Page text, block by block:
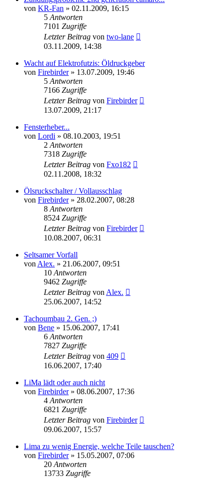
von KR-Fan » 02.11.2009, 16:15
5 Antworten
7101 Zugriffe
Letzter Beitrag von two-lane
03.11.2009, 14:38
Wacht auf Elektrofutzis: Öldruckgeber
von Firebirder» 13.07.2009, 19:46
5 Antworten
7166 Zugriffe
Letzter Beitrag von Firebirder
13.07.2009, 21:17
Fensterheber...
von Lordi » 08.10.2003, 19:51
2 Antworten
7318 Zugriffe
Letzter Beitrag von Fxo182
02.11.2008, 18:32
Ölsruckschalter / Vollausschlag
von Firebirder» 28.02.2007, 08:28
8 Antworten
8524 Zugriffe
Letzter Beitrag von Firebirder
10.08.2007, 06:31
Seltsamer Vorfall
von Alex. » 21.06.2007, 09:51
10 Antworten
9462 Zugriffe
Letzter Beitrag von Alex.
25.06.2007, 14:52
Tachoumbau 2. Gen. ;)
von Bene » 15.06.2007, 17:41
6 Antworten
7827 Zugriffe
Letzter Beitrag von 409
16.06.2007, 17:40
LiMa lädt oder auch nicht
von Firebirder» 08.06.2007, 17:36
4 Antworten
6821 Zugriffe
Letzter Beitrag von Firebirder
09.06.2007, 15:57
Lima zu wenig Energie, welche Teile tauschen?
von Firebirder» 15.05.2007, 07:06
20 Antworten
13733 Zugriffe